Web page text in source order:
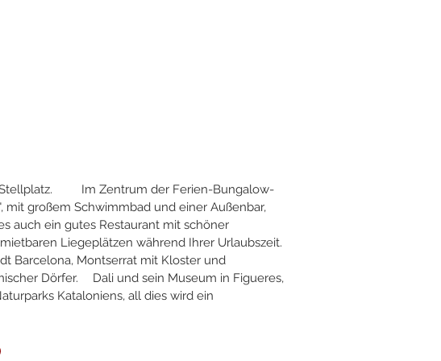
Stellplatz. Im Zentrum der Ferien-Bungalow-
mit großem Schwimmbad und einer Außenbar,
auch ein gutes Restaurant mit schöner
Liegeplätzen während Ihrer Urlaubszeit.
Barcelona, Montserrat mit Kloster und
Dörfer. Dali und sein Museum in Figueres,
Kataloniens, all dies wird ein